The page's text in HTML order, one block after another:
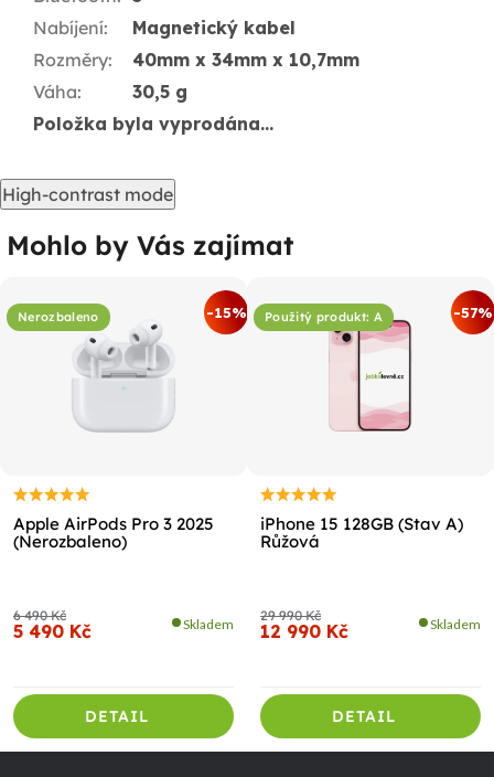
Nabíjení:
Magnetický kabel
Rozměry:
40mm x 34mm x 10,7mm
Váha:
30,5 g
Položka byla vyprodána…
High-contrast mode
Mohlo by Vás zajímat
Nerozbaleno -15%
Apple AirPods Pro 3 2025
(Nerozbaleno)
6 490 Kč
5 490 Kč Skladem
DETAIL
Použitý produkt: A -57%
iPhone 15 128GB (Stav A)
Růžová
29 990 Kč
12 990 Kč Skladem
DETAIL